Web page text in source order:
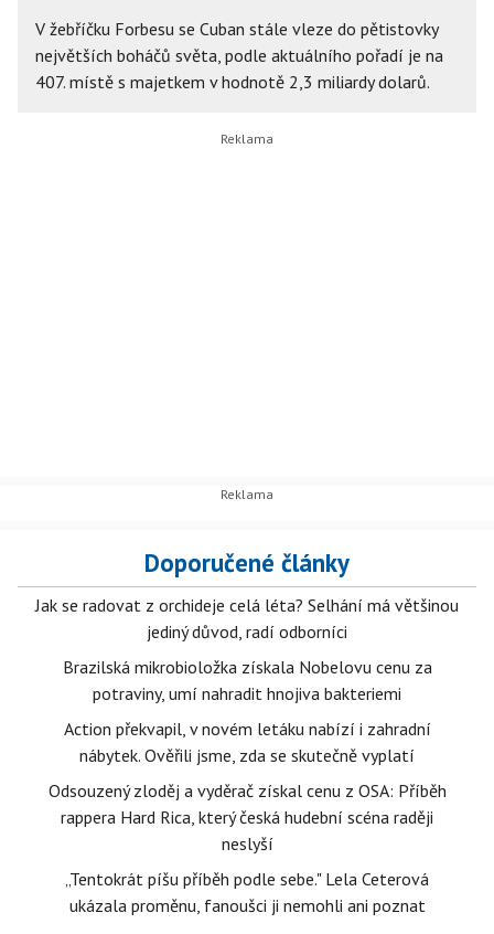
V žebříčku Forbesu se Cuban stále vleze do pětistovky
největších boháčů světa, podle aktuálního pořadí je na
407. místě s majetkem v hodnotě 2,3 miliardy dolarů.
Doporučené články
Jak se radovat z orchideje celá léta? Selhání má většinou
jediný důvod, radí odborníci
Brazilská mikrobioložka získala Nobelovu cenu za
potraviny, umí nahradit hnojiva bakteriemi
Action překvapil, v novém letáku nabízí i zahradní
nábytek. Ověřili jsme, zda se skutečně vyplatí
Odsouzený zloděj a vyděrač získal cenu z OSA: Příběh
rappera Hard Rica, který česká hudební scéna raději
neslyší
„Tentokrát píšu příběh podle sebe." Lela Ceterová
ukázala proměnu, fanoušci ji nemohli ani poznat